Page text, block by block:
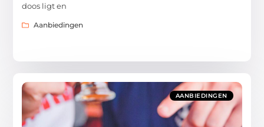
doos ligt en
Aanbiedingen
AANBIEDINGEN